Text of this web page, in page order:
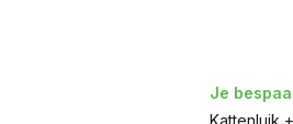
Je
Kattenluik